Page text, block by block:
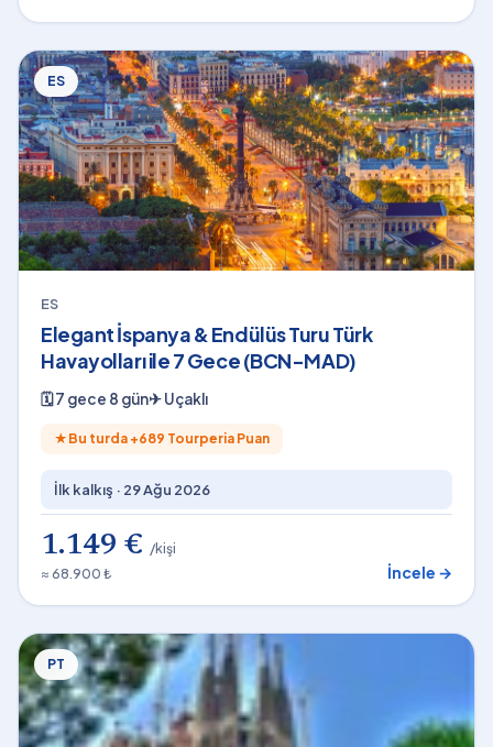
ES
ES
Elegant İspanya & Endülüs Turu Türk
Havayolları ile 7 Gece (BCN-MAD)
🗓7 gece 8 gün✈Uçaklı
★ Bu turda +689 Tourperia Puan
İlk kalkış · 29 Ağu 2026
1.149 € /kişi
≈ 68.900 ₺
İncele →
PT